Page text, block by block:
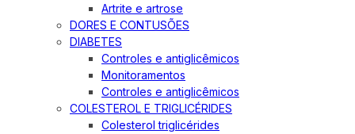
Artrite e artrose
DORES E CONTUSÕES
DIABETES
Controles e antiglicêmicos
Monitoramentos
Controles e antiglicêmicos
COLESTEROL E TRIGLICÉRIDES
Colesterol triglicérides